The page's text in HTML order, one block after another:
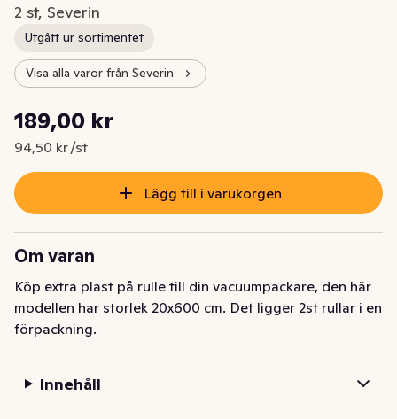
2 st, Severin
Utgått ur sortimentet
Visa alla varor från Severin
Nuvarande pris är: 189,00 kr
189,00 kr
94,50 kr /st
Styckpris: 94,50 kr /st
Lägg till i varukorgen
Om varan
Köp extra plast på rulle till din vacuumpackare, den här
modellen har storlek 20x600 cm. Det ligger 2st rullar i en
förpackning.
Innehåll